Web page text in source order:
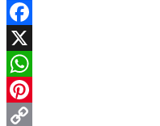
Facebook
X
WhatsApp
Pinterest